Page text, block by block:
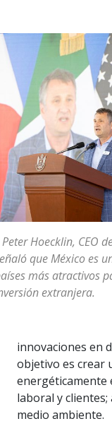
Peter Hoecklin, CEO
que México es
más atractivos
extranjera.
innovaciones en
objetivo es crear
energéticamente
laboral y
medio ambiente.